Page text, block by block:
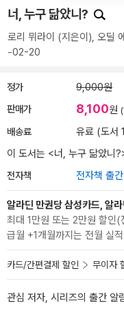
너, 누구 닮았니?
로리 뮈라이 (지은이), 오딜
-02-20
정가 9,000원
판매가 8,100원
배송료
유료 (도서
이 도서는 <너, 누구 닮았니?
전자책 전자책 출
알라딘 만권당 삼성카드, 알
최대 1만원 또는 2만원 할
급월 +1개월까지는 전월 실
카드/간편결제 할인 무이자
관심 저자, 시리즈의 출간 알